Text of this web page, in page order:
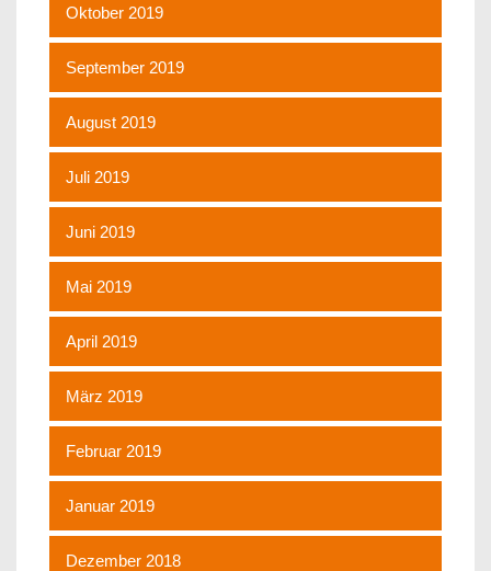
Oktober 2019
September 2019
August 2019
Juli 2019
Juni 2019
Mai 2019
April 2019
März 2019
Februar 2019
Januar 2019
Dezember 2018